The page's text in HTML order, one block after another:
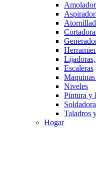
Escaleras
Niveles
Pintura y
Taladros
Hogar